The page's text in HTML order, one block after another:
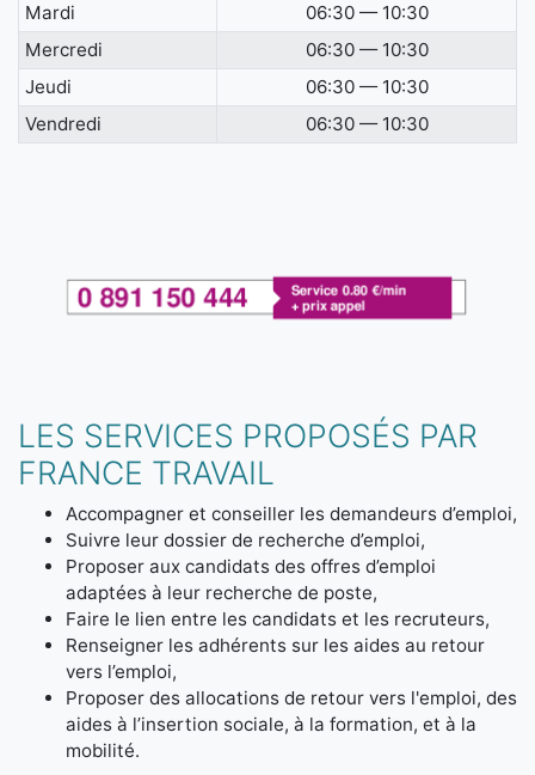
Mardi
06:30 — 10:30
Mercredi
06:30 — 10:30
Jeudi
06:30 — 10:30
Vendredi
06:30 — 10:30
LES SERVICES PROPOSÉS PAR
FRANCE TRAVAIL
Accompagner et conseiller les demandeurs d’emploi,
Suivre leur dossier de recherche d’emploi,
Proposer aux candidats des offres d’emploi
adaptées à leur recherche de poste,
Faire le lien entre les candidats et les recruteurs,
Renseigner les adhérents sur les aides au retour
vers l’emploi,
Proposer des allocations de retour vers l'emploi, des
aides à l’insertion sociale, à la formation, et à la
mobilité.